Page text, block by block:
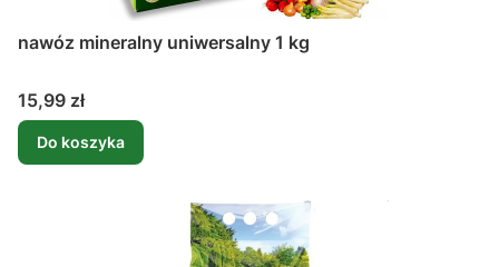
nawóz mineralny uniwersalny 1 kg
Cena
15,99 zł
Do koszyka